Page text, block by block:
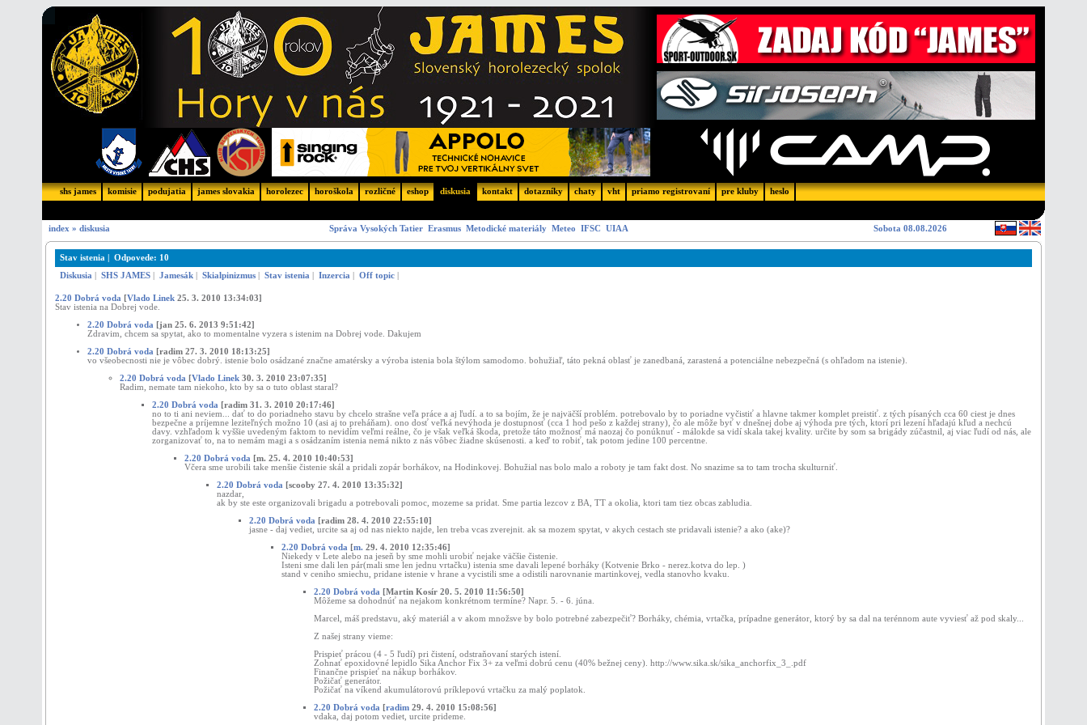
shs james komisie podujatia james slovakia horolezec horoškola rozličné eshop diskusia kontakt dotazníky chaty vht priamo registrovaní pre kluby heslo
index » diskusia Správa Vysokých Tatier Erasmus Metodické materiály Meteo IFSC UIAA Sobota 08.08.2026
Stav istenia | Odpovede: 10
Diskusia
SHS JAMES Jamesák Skialpinizmus Stav istenia Inzercia Off topic
2.20 Dobrá voda [Vlado Linek 25. 3. 2010 13:34:03]
Stav istenia na Dobrej vode.
2.20 Dobrá voda [jan 25. 6. 2013 9:51:42]
Zdravim, chcem sa spytat, ako to momentalne vyzera s istenim na Dobrej vode. Dakujem
2.20 Dobrá voda [radim 27. 3. 2010 18:13:25]
vo všeobecnosti nie je vôbec dobrý. istenie bolo osádzané značne amatérsky a výroba istenia bola štýlom samodomo. bohužiaľ, táto pekná oblasť je zanedbaná, zarastená a potenciálne nebezpečná (s ohľadom na istenie).
2.20 Dobrá voda [Vlado Linek 30. 3. 2010 23:07:35]
Radim, nemate tam niekoho, kto by sa o tuto oblast staral?
2.20 Dobrá voda [radim 31. 3. 2010 20:17:46]
no to ti ani neviem... dať to do poriadneho stavu by chcelo strašne veľa práce a aj ľudí. a to sa bojím, že je najväčší problém. potrebovalo by to poriadne vyčistiť a hlavne takmer komplet preistiť. z tých písaných cca 60 ciest je dnes
bezpečne a príjemne leziteľných možno 10 (asi aj to preháňam). ono dosť veľká nevýhoda je dostupnosť (cca 1 hod pešo z každej strany), čo ale môže byť v dnešnej dobe aj výhoda pre tých, ktorí pri lezení hľadajú kľud a nechcú
davy. vzhľadom k vyššie uvedeným faktom to nevidím veľmi reálne, čo je však veľká škoda, pretože táto možnosť má naozaj čo ponúknuť - málokde sa vidí skala takej kvality. určite by som sa brigády zúčastnil, aj viac ľudí od nás, ale
zorganizovať to, na to nemám magi a s osádzaním istenia nemá nikto z nás vôbec žiadne skúsenosti. a keď to robiť, tak potom jedine 100 percentne.
2.20 Dobrá voda [m. 25. 4. 2010 10:40:53]
Včera sme urobili take menšie čistenie skál a pridali zopár borhákov, na Hodinkovej. Bohužial nas bolo malo a roboty je tam fakt dost. No snazime sa to tam trocha skulturniť.
2.20 Dobrá voda [scooby 27. 4. 2010 13:35:32]
nazdar,
ak by ste este organizovali brigadu a potrebovali pomoc, mozeme sa pridat. Sme partia lezcov z BA, TT a okolia, ktori tam tiez obcas zabludia.
2.20 Dobrá voda [radim 28. 4. 2010 22:55:10]
jasne - daj vediet, urcite sa aj od nas niekto najde, len treba vcas zverejnit. ak sa mozem spytat, v akych cestach ste pridavali istenie? a ako (ake)?
2.20 Dobrá voda [m. 29. 4. 2010 12:35:46]
Niekedy v Lete alebo na jeseň by sme mohli urobiť nejake väčšie čistenie.
Isteni sme dali len pár(mali sme len jednu vrtačku) istenia sme davali lepené borháky (Kotvenie Brko - nerez.kotva do lep. )
stand v ceniho smiechu, pridane istenie v hrane a vycistili sme a odistili narovnanie martinkovej, vedla stanovho kvaku.
2.20 Dobrá voda [Martin Kosír 20. 5. 2010 11:56:50]
Môžeme sa dohodnúť na nejakom konkrétnom termíne? Napr. 5. - 6. júna.
Marcel, máš predstavu, aký materiál a v akom množsve by bolo potrebné zabezpečiť? Borháky, chémia, vrtačka, prípadne generátor, ktorý by sa dal na terénnom aute vyviesť až pod skaly...
Z našej strany vieme:
Prispieť prácou (4 - 5 ľudí) pri čistení, odstraňovaní starých istení.
Zohnať epoxidovné lepidlo Sika Anchor Fix 3+ za veľmi dobrú cenu (40% bežnej ceny). http://www.sika.sk/sika_anchorfix_3_.pdf
Finančne prispieť na nákup borhákov.
Požičať generátor.
Požičať na víkend akumulátorovú príklepovú vrtačku za malý poplatok.
2.20 Dobrá voda [radim 29. 4. 2010 15:08:56]
vdaka, daj potom vediet, urcite prideme.